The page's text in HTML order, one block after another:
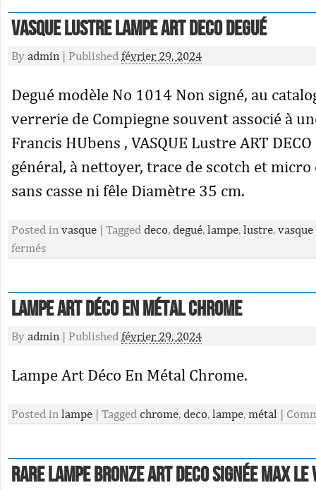
VASQUE Lustre Lampe ART DECO Degué
By admin | Published février 29, 2024
Degué modèle No 1014 Non signé, au
verrerie de Compiegne souvent associé à
Francis HUbens , VASQUE Lustre ART
général, à nettoyer, trace de scotch et
sans casse ni fêle Diamètre 35 cm.
Posted in vasque | Tagged deco, degué, lampe, lustre, vasque
fermés
Lampe Art Déco En Métal Chrome
By admin | Published février 29, 2024
Lampe Art Déco En Métal Chrome.
Posted in lampe | Tagged chrome, deco, lampe, métal |
Rare lampe bronze Art Deco signée Max